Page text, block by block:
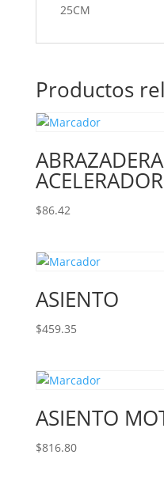
25CM
Productos
ACELERADOR
$86.42
ASIENTO
$459.35
ASIENTO
$816.80